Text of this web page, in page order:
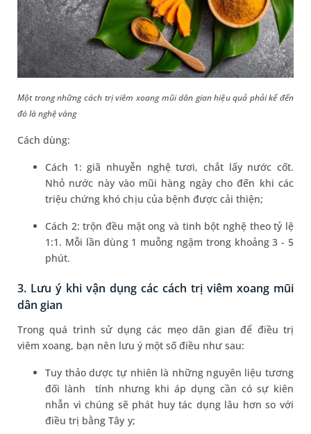
Một trong những cách trị viêm xoang mũi dân gian hiệu quả phải kể đến
đó là nghệ vàng
Cách dùng:
Cách 1: giã nhuyễn nghệ tươi, chắt lấy nước cốt.
Nhỏ nước này vào mũi hàng ngày cho đến khi các
triệu chứng khó chịu của bệnh được cải thiện;
Cách 2: trộn đều mật ong và tinh bột nghệ theo tỷ lệ
1:1. Mỗi lần dùng 1 muỗng ngậm trong khoảng 3 - 5
phút.
3. Lưu ý khi vận dụng các cách trị viêm xoang mũi
dân gian
Trong quá trình sử dụng các mẹo dân gian để điều trị
viêm xoang, bạn nên lưu ý một số điều như sau:
Tuy thảo dược tự nhiên là những nguyên liệu tương
đối lành tính nhưng khi áp dụng cần có sự kiên
nhẫn vì chúng sẽ phát huy tác dụng lâu hơn so với
điều trị bằng Tây y;